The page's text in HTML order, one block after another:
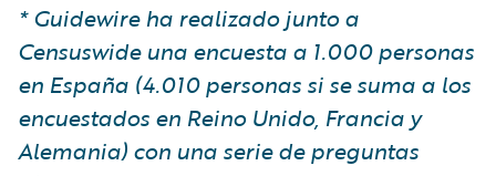
* Guidewire ha realizado junto a
Censuswide una encuesta a 1.000 personas
en España (4.010 personas si se suma a los
encuestados en Reino Unido, Francia y
Alemania) con una serie de preguntas